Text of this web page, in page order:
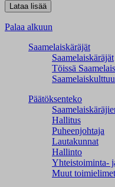
Palaa alkuun
Saamelaiskäräjät
Saamelaiskäräjät
Töissä
Päätöksenteko
Hallitus
Puheenjohtaja
Lautakunnat
Hallinto
Yhteistoiminta-
Muut toimielimet